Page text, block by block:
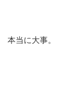
本当に大事。